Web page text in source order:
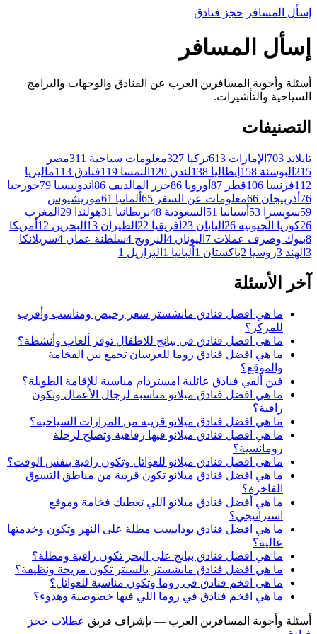
إسأل المسافر حجز فنادق
إسأل المسافر
أسئلة وأجوبة المسافرين العرب عن الفنادق والوجهات والبرامج
السياحية والتأشيرات.
التصنيفات
تايلاند 703 الإمارات 613تركيا 327معلومات سياحية 311مصر
215 البوسنة 158 إيطاليا 138لندن 120 النمسا 119فنادق 113ماليزيا
112فرنسا 106قطر 87 أوروبا 86جزر المالديف 86 اندونيسيا 79جورجيا
76 أذربيجان 66معلومات عن السفر 65 ألمانيا 61موريشيوس
59سويسرا 53 أسبانيا 51 السعودية 48بريطانيا 31هولندا 29 المغرب
26كوريا الجنوبية 26 اليابان 23 افريقيا 22 الطيران 13 البحرين 12 أمريكا
8بنوك وصرف عملات 7 اليونان 4 النرويج 4سلطنة عمان 4سريلانكا
3 الهند 3روسيا 2باكستان 1 ألبانيا 1 البرازيل 1
آخر الأسئلة
ما هي افضل فنادق مانشستر سعر رخيص ومناسب وأقرب
للمركز؟
ما هي افضل فنادق في بيانج للاطفال توفر ألعاب وأنشطة؟
ما هي افضل فنادق روما للعرسان تجمع بين الفخامة
والموقع؟
فين ألقي فنادق عائلية امستردام مناسبة للإقامة الطويلة؟
ما هي افضل فنادق ميلانو مناسبة لرجال الأعمال وتكون
راقية؟
ما هي افضل فنادق ميلانو قريبة من المزارات السياحية؟
ما هي افضل فنادق ميلانو فيها رفاهية وتصلح لرحلة
رومانسية؟
ما هي افضل فنادق ميلانو للعوائل وتكون راقية بنفس الوقت؟
ما هي افضل فنادق ميلانو تكون قريبة من مناطق التسوق
الفاخرة؟
ما هي أفضل فنادق ميلانو اللي تعطيك فخامة وموقع
استراتيجي؟
ما هي افضل فنادق بودابست مطلة على النهر وتكون وخدمتها
عالية؟
ما هي افضل فنادق بيانج على البحر تكون راقية ومطلة؟
ما هي افضل فنادق مانشستر بالسنتر تكون مريحة ونظيفة؟
ما هي افخم فنادق في روما وتكون مناسبة للعوائل؟
ما هي افخم فنادق في روما اللي فيها خصوصية وهدوء؟
أسئلة وأجوبة المسافرين العرب — بإشراف فريق عطلات حجز